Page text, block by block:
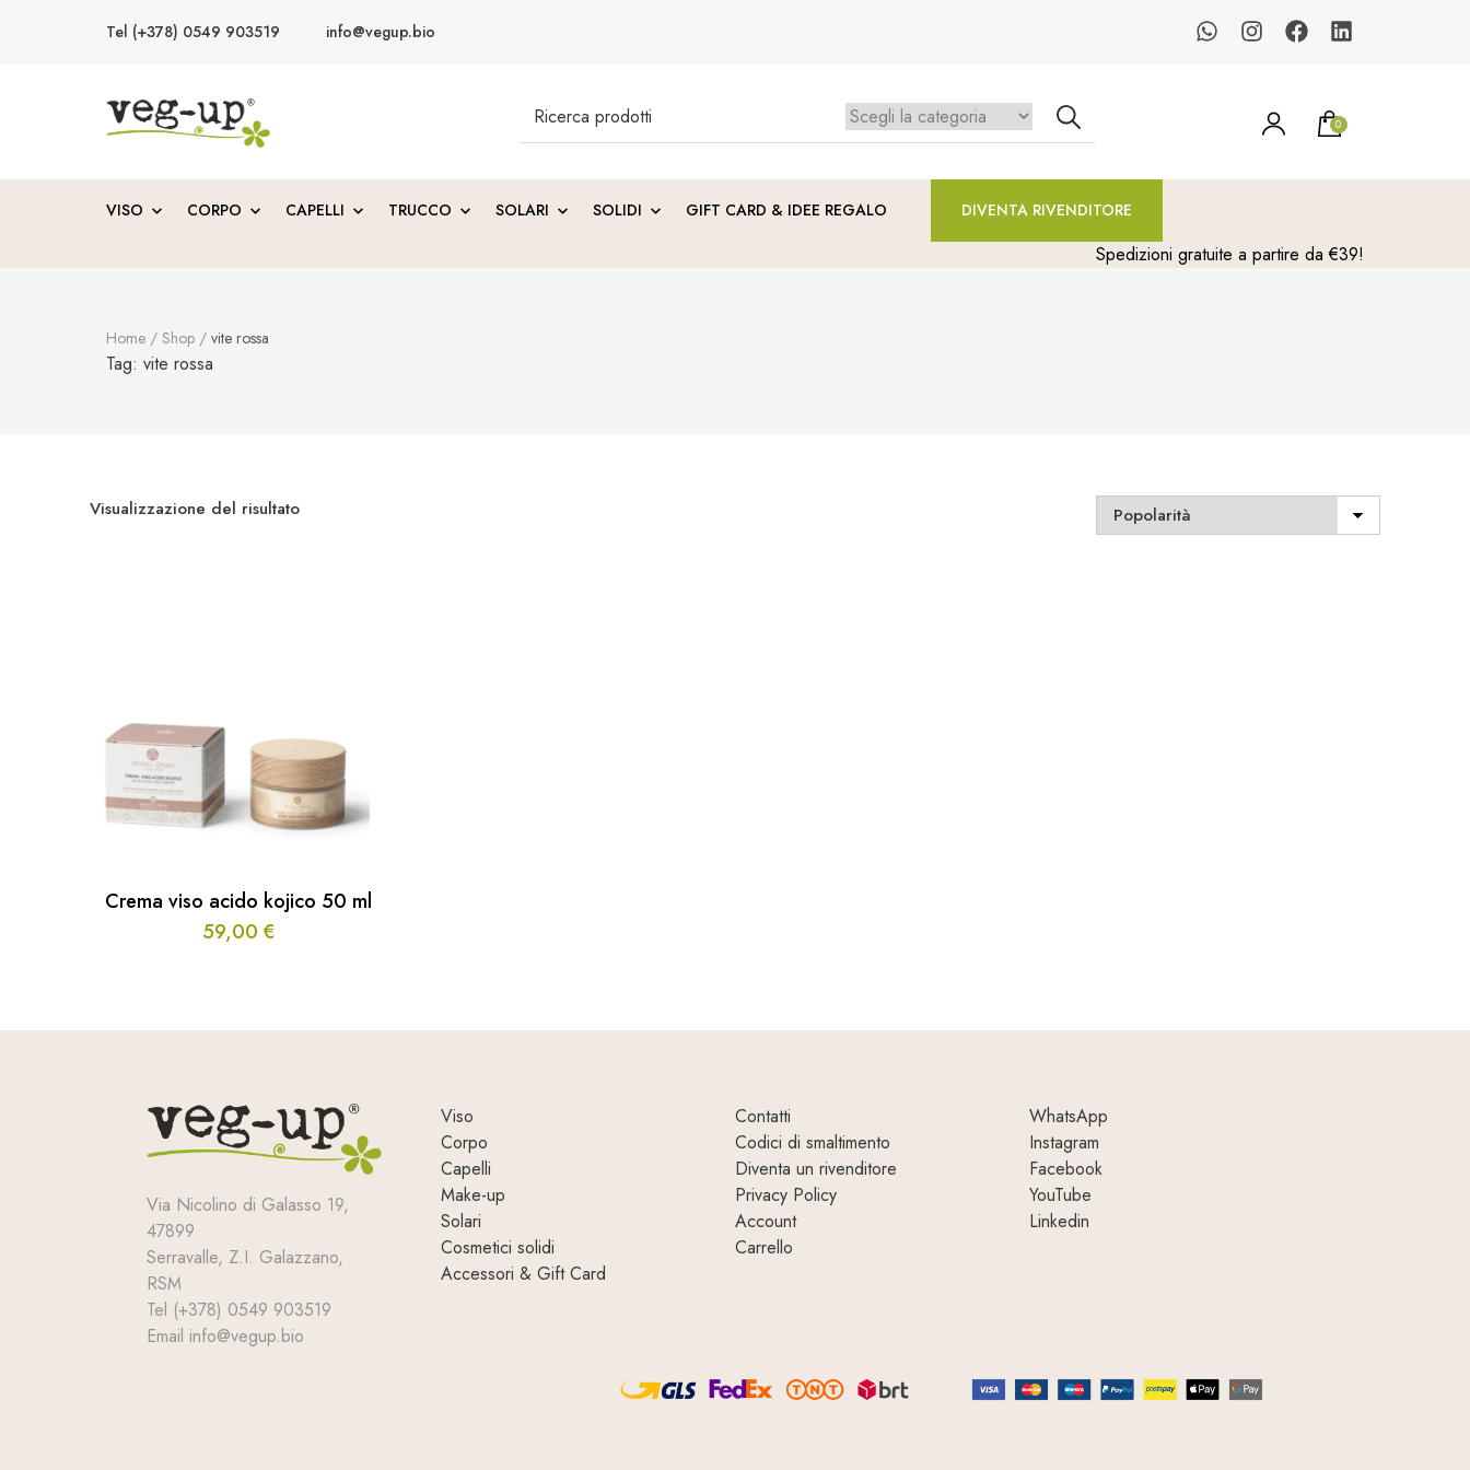
Tel (+378) 0549 903519 info@vegup.bio
VegUp.bio
Search
for:
0
VISO CORPO CAPELLI TRUCCO SOLARI SOLIDI GIFT CARD & IDEE REGALO DIVENTA RIVENDITORE
Spedizioni gratuite a partire da €39!
Home / Shop / vite rossa
Tag: vite rossa
Visualizzazione del risultato
Crema viso acido kojico 50 ml
59,00€
Via Nicolino di Galasso 19,
47899
Serravalle, Z.I. Galazzano,
RSM
Tel (+378) 0549 903519
Email info@vegup.bio
Viso
Corpo
Capelli
Make-up
Solari
Cosmetici solidi
Accessori & Gift Card
Contatti
Codici di smaltimento
Diventa un rivenditore
Privacy Policy
Account
Carrello
WhatsApp
Instagram
Facebook
YouTube
Linkedin